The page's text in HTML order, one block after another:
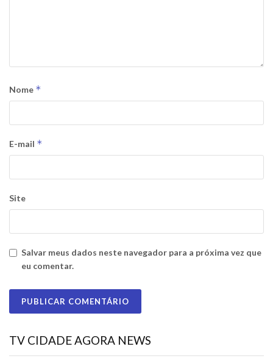
Nome *
E-mail *
Site
Salvar meus dados neste navegador para a próxima vez que
eu comentar.
TV CIDADE AGORA NEWS